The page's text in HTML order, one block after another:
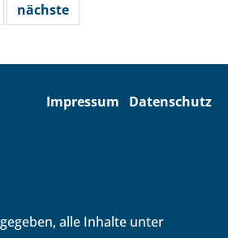
nächste
Impressum Datenschutz
alle Inhalte unter